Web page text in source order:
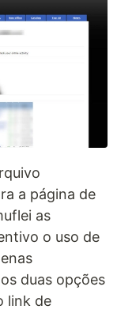
a página de
as
o uso de
duas opções
link de